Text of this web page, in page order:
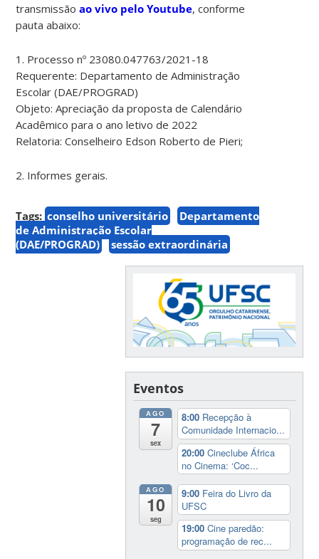
transmissãoao vivo pelo Youtube, conforme
pauta abaixo:
1. Processo nº 23080.047763/2021-18
Requerente: Departamento de Administração
Escolar (DAE/PROGRAD)
Objeto: Apreciação da proposta de Calendário
Acadêmico para o ano letivo de 2022
Relatoria: Conselheiro Edson Roberto de Pieri;
2. Informes gerais.
Tags: conselho universitário
Departamento
de Administração Escolar
(DAE/PROGRAD)
sessão extraordinária
Eventos
AGO
7
sex
8:00 Recepção à
Comunidade Internacio...
20:00Cineclube África
no Cinema: ‘Coc...
AGO
10
seg
9:00 Feira do Livro da
UFSC
19:00Cine paredão:
programação de rec...